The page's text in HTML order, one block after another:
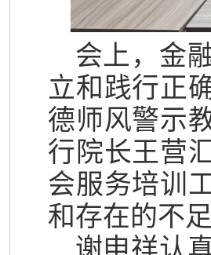
会上，金
立和践行正
德师风警示
行院长王营
会服务培训
和存在的不